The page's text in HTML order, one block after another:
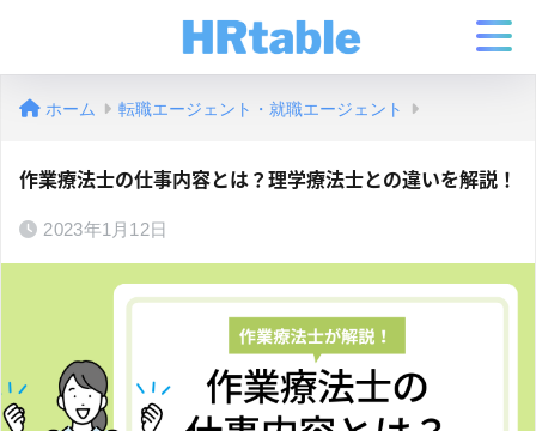
ホーム 転職エージェント・就職エージェント
作業療法士の仕事内容とは？理学療法士との違いを解説！
2023年1月12日